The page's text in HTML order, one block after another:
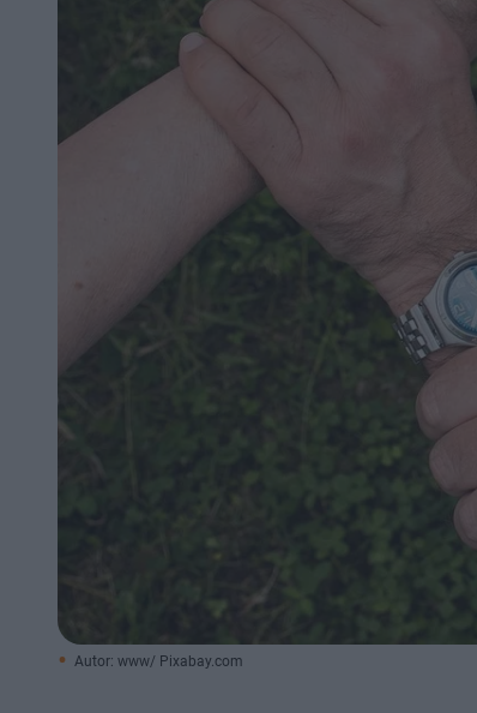
Autor: www/ Pixabay.com